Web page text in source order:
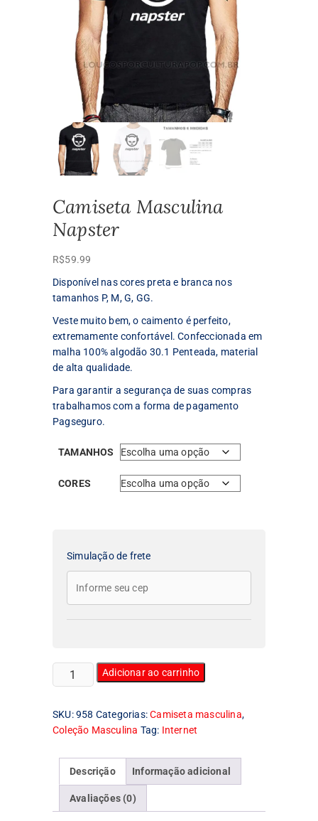
Camiseta Masculina
Napster
R$59.99
Disponível nas cores preta e branca nos
tamanhos P, M, G, GG.
Veste muito bem, o caimento é perfeito,
extremamente confortável. Confeccionada em
malha 100% algodão 30.1 Penteada, material
de alta qualidade.
Para garantir a segurança de suas compras
trabalhamos com a forma de pagamento
Pagseguro.
TAMANHOS
CORES
Simulação de frete
Camiseta
Masculina
quantidade
Adicionar ao carrinho
SKU:958 Categorias:Camiseta masculina,
Coleção Masculina Tag: Internet
Descrição Informação adicional
Avaliações (0)